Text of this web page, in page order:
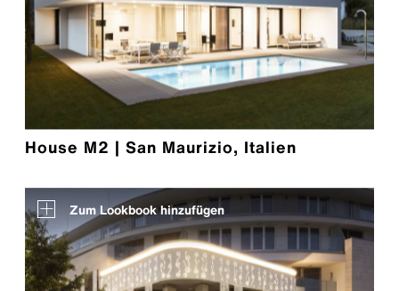
House M2 | San Maurizio, Italien
Zum Lookbook hinzufügen